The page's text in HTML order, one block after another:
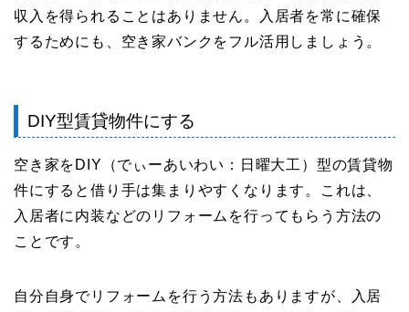
収入を得られることはありません。入居者を常に確保
するためにも、空き家バンクをフル活用しましょう。
DIY型賃貸物件にする
空き家をDIY（でぃーあいわい：日曜大工）型の賃貸物
件にすると借り手は集まりやすくなります。これは、
入居者に内装などのリフォームを行ってもらう方法の
ことです。
自分自身でリフォームを行う方法もありますが、入居